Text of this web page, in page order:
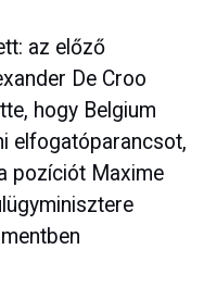
az előző
De Croo
hogy Belgium
elfogatóparancsot,
pozíciót Maxime